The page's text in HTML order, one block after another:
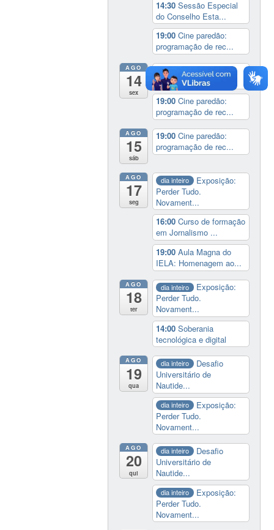
14:30Sessão Especial
do Conselho Esta...
19:00Cine paredão:
programação de rec...
AGO
14
sex
14:00
Lançamento da
cinebiografia de D...
19:00Cine paredão:
programação de rec...
AGO
15
sáb
19:00Cine paredão:
programação de rec...
AGO
17
seg
dia inteiro
Exposição:
Perder Tudo.
Novament...
16:00Curso de formação
em Jornalismo ...
19:00Aula Magna do
IELA: Homenagem ao...
AGO
18
ter
dia inteiro
Exposição:
Perder Tudo.
Novament...
14:00Soberania
tecnológica e digital
AGO
19
qua
dia inteiro
Desafio
Universitário de
Nautide...
dia inteiro
Exposição:
Perder Tudo.
Novament...
AGO
20
qui
dia inteiro
Desafio
Universitário de
Nautide...
dia inteiro
Exposição:
Perder Tudo.
Novament...